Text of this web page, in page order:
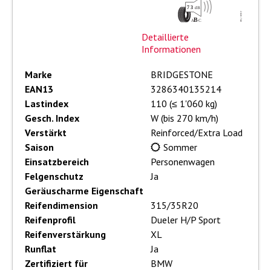
Detaillierte
Informationen
Marke
BRIDGESTONE
EAN13
3286340135214
Lastindex
110 (≤ 1'060 kg)
Gesch. Index
W (bis 270 km/h)
Verstärkt
Reinforced/Extra Load
Saison
Sommer
Einsatzbereich
Personenwagen
Felgenschutz
Ja
Geräuscharme Eigenschaft
Reifendimension
315/35R20
Reifenprofil
Dueler H/P Sport
Reifenverstärkung
XL
Runflat
Ja
Zertifiziert für
BMW